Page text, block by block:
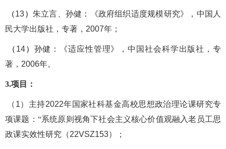
（13） 朱立言、孙健：《政府组织适度规模研究》，中国人
民大学出版社， 专著 ， 2007年；
（ 14） 孙健：《适应性管理》，中国社会科学出版社，专
著， 2006年。
3.项目：
（ 1）主持2022年国家社科基金高校思想政治理论课研究专
项课题： “系统原则视角下社会主义核心价值观融入老员工思
政课实效性研究（22VSZ153）；